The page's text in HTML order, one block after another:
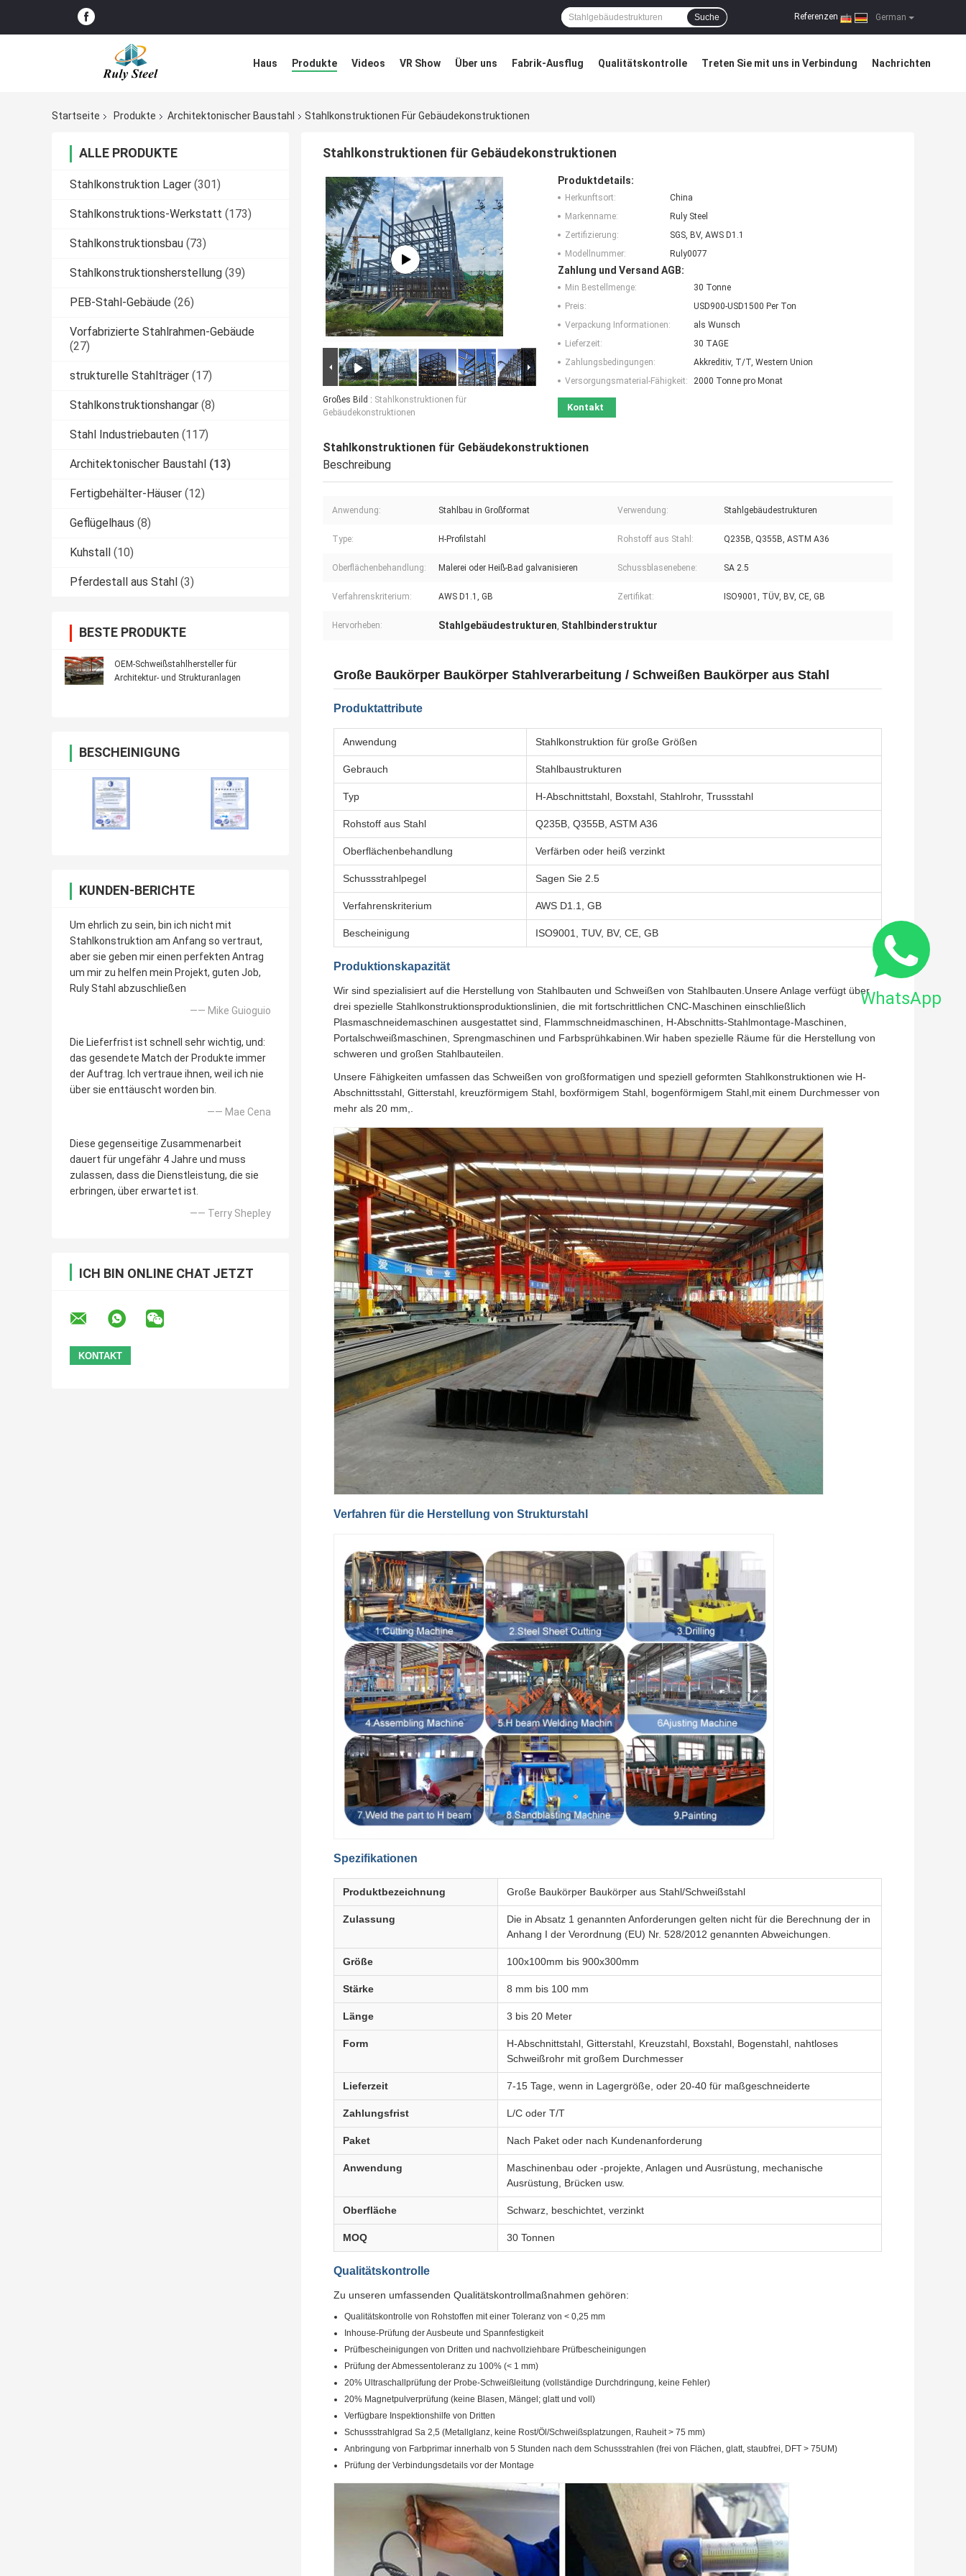
German
Referenzen |
Suche
Haus Produkte Videos VR Show Über uns Fabrik-Ausflug Qualitätskontrolle Treten Sie mit uns in Verbindung Nachrichten
Startseite
Produkte Architektonischer Baustahl Stahlkonstruktionen Für Gebäudekonstruktionen
ALLE PRODUKTE
Stahlkonstruktion Lager (301)
Stahlkonstruktions-Werkstatt (173)
Stahlkonstruktionsbau (73)
Stahlkonstruktionsherstellung (39)
PEB-Stahl-Gebäude (26)
Vorfabrizierte Stahlrahmen-Gebäude
(27)
strukturelle Stahlträger (17)
Stahlkonstruktionshangar (8)
Stahl Industriebauten (117)
Architektonischer Baustahl (13)
Fertigbehälter-Häuser (12)
Geflügelhaus (8)
Kuhstall (10)
Pferdestall aus Stahl (3)
BESTE PRODUKTE
OEM-Schweißstahlhersteller für
Architektur- und Strukturanlagen
BESCHEINIGUNG
KUNDEN-BERICHTE
Um ehrlich zu sein, bin ich nicht mit
Stahlkonstruktion am Anfang so vertraut,
aber sie geben mir einen perfekten Antrag
um mir zu helfen mein Projekt, guten Job,
Ruly Stahl abzuschließen
—— Mike Guioguio
Die Lieferfrist ist schnell sehr wichtig, und:
das gesendete Match der Produkte immer
der Auftrag. Ich vertraue ihnen, weil ich nie
über sie enttäuscht worden bin.
—— Mae Cena
Diese gegenseitige Zusammenarbeit
dauert für ungefähr 4 Jahre und muss
zulassen, dass die Dienstleistung, die sie
erbringen, über erwartet ist.
—— Terry Shepley
ICH BIN ONLINE CHAT JETZT
Stahlkonstruktionen für Gebäudekonstruktionen
Großes Bild : Stahlkonstruktionen für
Gebäudekonstruktionen
Produktdetails:
Herkunftsort:
China
Markenname:
Ruly Steel
Zertifizierung:
SGS, BV, AWS D1.1
Modellnummer:
Ruly0077
Zahlung und Versand AGB:
Min Bestellmenge:
30 Tonne
Preis:
USD900-USD1500 Per Ton
Verpackung Informationen:
als Wunsch
Lieferzeit:
30 TAGE
Zahlungsbedingungen:
Akkreditiv, T/T, Western Union
Versorgungsmaterial-Fähigkeit:
2000 Tonne pro Monat
Kontakt
Stahlkonstruktionen für Gebäudekonstruktionen
Beschreibung
Anwendung: Stahlbau in Großformat Verwendung: Stahlgebäudestrukturen
Type: H-Profilstahl Rohstoff aus Stahl: Q235B, Q355B, ASTM A36
Oberflächenbehandlung: Malerei oder Heiß-Bad galvanisieren Schussblasenebene: SA 2.5
Verfahrenskriterium: AWS D1.1, GB Zertifikat: ISO9001, TÜV, BV, CE, GB
Hervorheben: Stahlgebäudestrukturen, Stahlbinderstruktur
Große Baukörper Baukörper Stahlverarbeitung / Schweißen Baukörper aus Stahl
Produktattribute
Anwendung Stahlkonstruktion für große Größen
Gebrauch Stahlbaustrukturen
Typ H-Abschnittstahl, Boxstahl, Stahlrohr, Trussstahl
Rohstoff aus Stahl Q235B, Q355B, ASTM A36
Oberflächenbehandlung Verfärben oder heiß verzinkt
Schussstrahlpegel Sagen Sie 2.5
Verfahrenskriterium AWS D1.1, GB
Bescheinigung ISO9001, TUV, BV, CE, GB
Produktionskapazität
Wir sind spezialisiert auf die Herstellung von Stahlbauten und Schweißen von Stahlbauten.Unsere Anlage verfügt über
drei spezielle Stahlkonstruktionsproduktionslinien, die mit fortschrittlichen CNC-Maschinen einschließlich
Plasmaschneidemaschinen ausgestattet sind, Flammschneidmaschinen, H-Abschnitts-Stahlmontage-Maschinen,
Portalschweißmaschinen, Sprengmaschinen und Farbsprühkabinen.Wir haben spezielle Räume für die Herstellung von
schweren und großen Stahlbauteilen.
Unsere Fähigkeiten umfassen das Schweißen von großformatigen und speziell geformten Stahlkonstruktionen wie H-
Abschnittsstahl, Gitterstahl, kreuzförmigem Stahl, boxförmigem Stahl, bogenförmigem Stahl,mit einem Durchmesser von
mehr als 20 mm,.
Verfahren für die Herstellung von Strukturstahl
Spezifikationen
Produktbezeichnung Große Baukörper Baukörper aus Stahl/Schweißstahl
Zulassung
Die in Absatz 1 genannten Anforderungen gelten nicht für die Berechnung der in
Anhang I der Verordnung (EU) Nr. 528/2012 genannten Abweichungen.
Größe 100x100mm bis 900x300mm
Stärke 8 mm bis 100 mm
Länge 3 bis 20 Meter
Form
H-Abschnittstahl, Gitterstahl, Kreuzstahl, Boxstahl, Bogenstahl, nahtloses
Schweißrohr mit großem Durchmesser
Lieferzeit 7-15 Tage, wenn in Lagergröße, oder 20-40 für maßgeschneiderte
Zahlungsfrist L/C oder T/T
Paket Nach Paket oder nach Kundenanforderung
Anwendung
Maschinenbau oder -projekte, Anlagen und Ausrüstung, mechanische
Ausrüstung, Brücken usw.
Oberfläche Schwarz, beschichtet, verzinkt
MOQ 30 Tonnen
Qualitätskontrolle
Zu unseren umfassenden Qualitätskontrollmaßnahmen gehören:
Qualitätskontrolle von Rohstoffen mit einer Toleranz von < 0,25 mm
Inhouse-Prüfung der Ausbeute und Spannfestigkeit
Prüfbescheinigungen von Dritten und nachvollziehbare Prüfbescheinigungen
Prüfung der Abmessentoleranz zu 100% (< 1 mm)
20% Ultraschallprüfung der Probe-Schweißleitung (vollständige Durchdringung, keine Fehler)
20% Magnetpulverprüfung (keine Blasen, Mängel; glatt und voll)
Verfügbare Inspektionshilfe von Dritten
Schussstrahlgrad Sa 2,5 (Metallglanz, keine Rost/Öl/Schweißsplatzungen, Rauheit > 75 mm)
Anbringung von Farbprimar innerhalb von 5 Stunden nach dem Schussstrahlen (frei von Flächen, glatt, staubfrei, DFT > 75UM)
Prüfung der Verbindungsdetails vor der Montage
WhatsApp